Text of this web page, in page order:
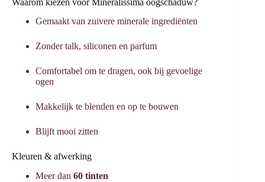
Gemaakt van zuivere minerale ingrediënten
Zonder talk, siliconen en parfum
Comfortabel om te dragen, ook bij gevoelige
ogen
Makkelijk te blenden en op te bouwen
Blijft mooi zitten
Kleuren & afwerking
Meer dan 60 tinten